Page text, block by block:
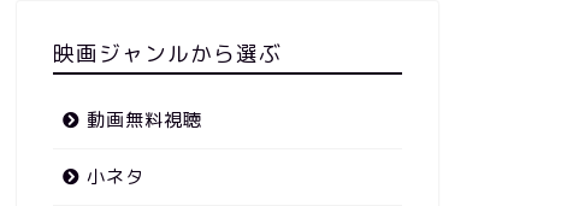
映画ジャンルから選ぶ
動画無料視聴
小ネタ